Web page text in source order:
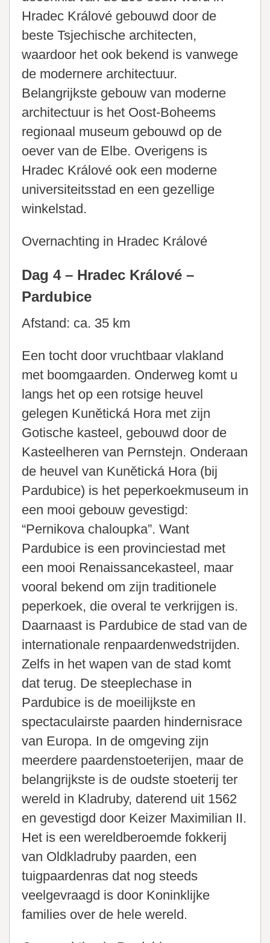
Hradec Králové gebouwd door de
beste Tsjechische architecten,
waardoor het ook bekend is vanwege
de modernere architectuur.
Belangrijkste gebouw van moderne
architectuur is het Oost-Boheems
regionaal museum gebouwd op de
oever van de Elbe. Overigens is
Hradec Králové ook een moderne
universiteitsstad en een gezellige
winkelstad.
Overnachting in Hradec Králové
Dag 4 – Hradec Králové –
Pardubice
Afstand: ca. 35 km
Een tocht door vruchtbaar vlakland
met boomgaarden. Onderweg komt u
langs het op een rotsige heuvel
gelegen Kunětická Hora met zijn
Gotische kasteel, gebouwd door de
Kasteelheren van Pernstejn. Onderaan
de heuvel van Kunětická Hora (bij
Pardubice) is het peperkoekmuseum in
een mooi gebouw gevestigd:
“Pernikova chaloupka”. Want
Pardubice is een provinciestad met
een mooi Renaissancekasteel, maar
vooral bekend om zijn traditionele
peperkoek, die overal te verkrijgen is.
Daarnaast is Pardubice de stad van de
internationale renpaardenwedstrijden.
Zelfs in het wapen van de stad komt
dat terug. De steeplechase in
Pardubice is de moeilijkste en
spectaculairste paarden hindernisrace
van Europa. In de omgeving zijn
meerdere paardenstoeterijen, maar de
belangrijkste is de oudste stoeterij ter
wereld in Kladruby, daterend uit 1562
en gevestigd door Keizer Maximilian II.
Het is een wereldberoemde fokkerij
van Oldkladruby paarden, een
tuigpaardenras dat nog steeds
veelgevraagd is door Koninklijke
families over de hele wereld.